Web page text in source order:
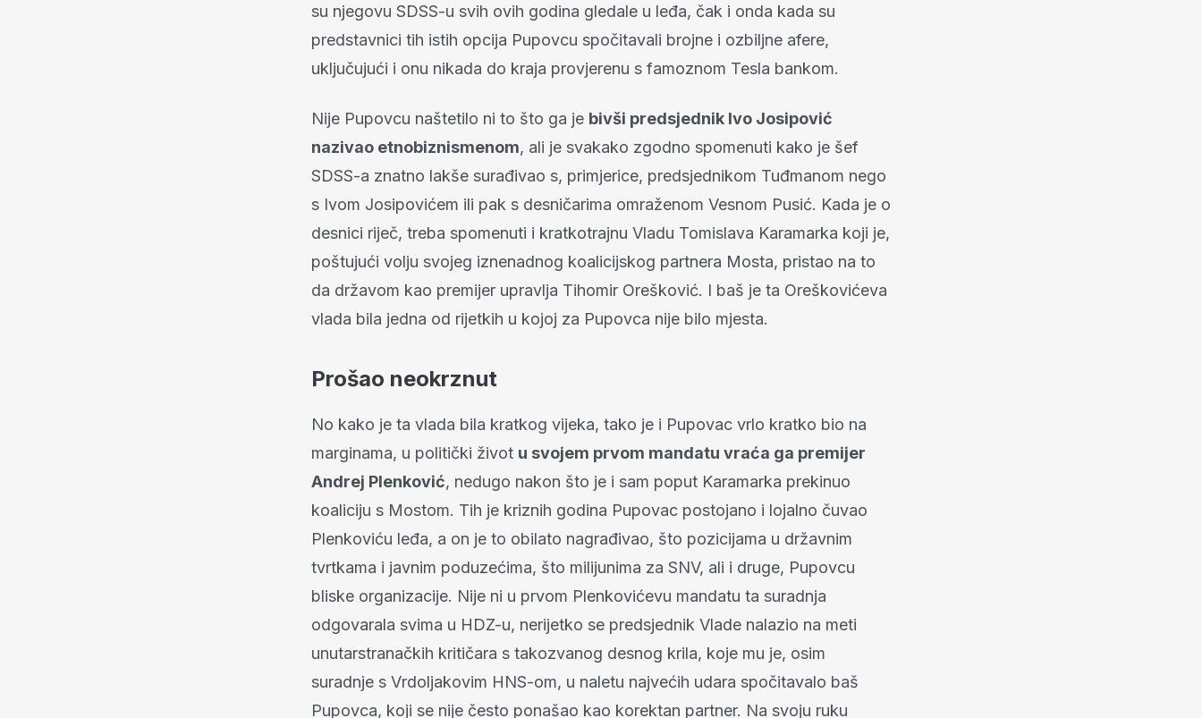
su njegovu SDSS-u svih ovih godina gledale u leđa, čak i onda kada su
predstavnici tih istih opcija Pupovcu spočitavali brojne i ozbiljne afere,
uključujući i onu nikada do kraja provjerenu s famoznom Tesla bankom.
Nije Pupovcu naštetilo ni to što ga je bivši predsjednik Ivo Josipović
nazivao etnobiznismenom, ali je svakako zgodno spomenuti kako je šef
SDSS-a znatno lakše surađivao s, primjerice, predsjednikom Tuđmanom nego
s Ivom Josipovićem ili pak s desničarima omraženom Vesnom Pusić. Kada je o
desnici riječ, treba spomenuti i kratkotrajnu Vladu Tomislava Karamarka koji je,
poštujući volju svojeg iznenadnog koalicijskog partnera Mosta, pristao na to
da državom kao premijer upravlja Tihomir Orešković. I baš je ta Oreškovićeva
vlada bila jedna od rijetkih u kojoj za Pupovca nije bilo mjesta.
Prošao neokrznut
No kako je ta vlada bila kratkog vijeka, tako je i Pupovac vrlo kratko bio na
marginama, u politički život u svojem prvom mandatu vraća ga premijer
Andrej Plenković, nedugo nakon što je i sam poput Karamarka prekinuo
koaliciju s Mostom. Tih je kriznih godina Pupovac postojano i lojalno čuvao
Plenkoviću leđa, a on je to obilato nagrađivao, što pozicijama u državnim
tvrtkama i javnim poduzećima, što milijunima za SNV, ali i druge, Pupovcu
bliske organizacije. Nije ni u prvom Plenkovićevu mandatu ta suradnja
odgovarala svima u HDZ-u, nerijetko se predsjednik Vlade nalazio na meti
unutarstranačkih kritičara s takozvanog desnog krila, koje mu je, osim
suradnje s Vrdoljakovim HNS-om, u naletu najvećih udara spočitavalo baš
Pupovca, koji se nije često ponašao kao korektan partner. Na svoju ruku